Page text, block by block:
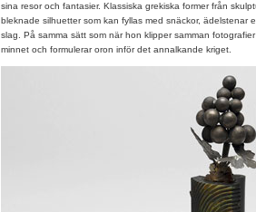
sina resor och fantasier. Klassiska grekiska former från
bleknade silhuetter som kan fyllas med snäckor, ädelstenar
slag. På samma sätt som när hon klipper samman
minnet och formulerar oron inför det annalkande kriget.